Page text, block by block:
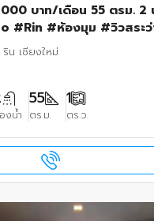
บาท/เดือน 55 ตรม. 2
#Rin #ห้องมุม #วิวสระว่
ทพบางส่วน #เฟอร์นิเจอร์
น เชียงใหม่
งน้ำ
55
ตร.ม.
1
ตร.ว.